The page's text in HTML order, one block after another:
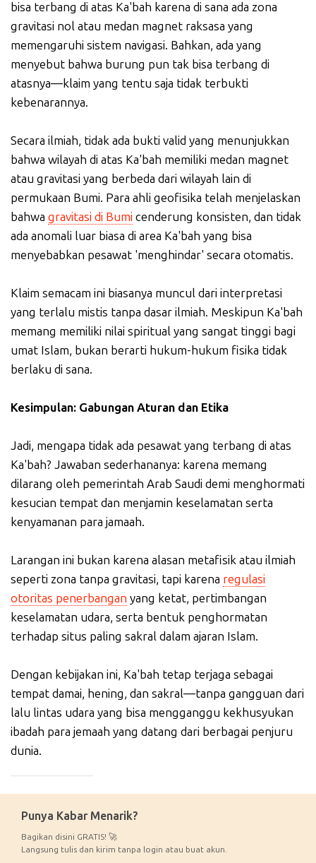
bisa terbang di atas Ka'bah karena di sana ada zona
gravitasi nol atau medan magnet raksasa yang
memengaruhi sistem navigasi. Bahkan, ada yang
menyebut bahwa burung pun tak bisa terbang di
atasnya—klaim yang tentu saja tidak terbukti
kebenarannya.
Secara ilmiah, tidak ada bukti valid yang menunjukkan
bahwa wilayah di atas Ka'bah memiliki medan magnet
atau gravitasi yang berbeda dari wilayah lain di
permukaan Bumi. Para ahli geofisika telah menjelaskan
bahwa gravitasi di Bumi cenderung konsisten, dan tidak
ada anomali luar biasa di area Ka'bah yang bisa
menyebabkan pesawat 'menghindar' secara otomatis.
Klaim semacam ini biasanya muncul dari interpretasi
yang terlalu mistis tanpa dasar ilmiah. Meskipun Ka'bah
memang memiliki nilai spiritual yang sangat tinggi bagi
umat Islam, bukan berarti hukum-hukum fisika tidak
berlaku di sana.
Kesimpulan: Gabungan Aturan dan Etika
Jadi, mengapa tidak ada pesawat yang terbang di atas
Ka'bah? Jawaban sederhananya: karena memang
dilarang oleh pemerintah Arab Saudi demi menghormati
kesucian tempat dan menjamin keselamatan serta
kenyamanan para jamaah.
Larangan ini bukan karena alasan metafisik atau ilmiah
seperti zona tanpa gravitasi, tapi karena regulasi
otoritas penerbangan yang ketat, pertimbangan
keselamatan udara, serta bentuk penghormatan
terhadap situs paling sakral dalam ajaran Islam.
Dengan kebijakan ini, Ka'bah tetap terjaga sebagai
tempat damai, hening, dan sakral—tanpa gangguan dari
lalu lintas udara yang bisa mengganggu kekhusyukan
ibadah para jemaah yang datang dari berbagai penjuru
dunia.
Punya Kabar Menarik?
Bagikan disini GRATIS! 🚀
Langsung tulis dan kirim tanpa login atau buat akun.